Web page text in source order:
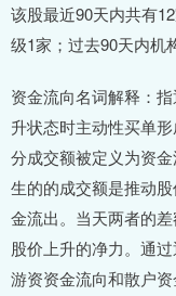
该股最近90天内共有
级1家；过去90天内机
资金流向名词解释：
升状态时主动性买单
分成交额被定义为资
生的的成交额是推动
金流出。当天两者的
股价上升的净力。通
游资资金流向和散户资